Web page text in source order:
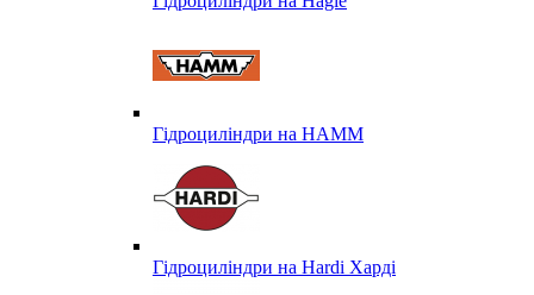
Гідроциліндри на HAMM
Гідроциліндри на Hardi Харді